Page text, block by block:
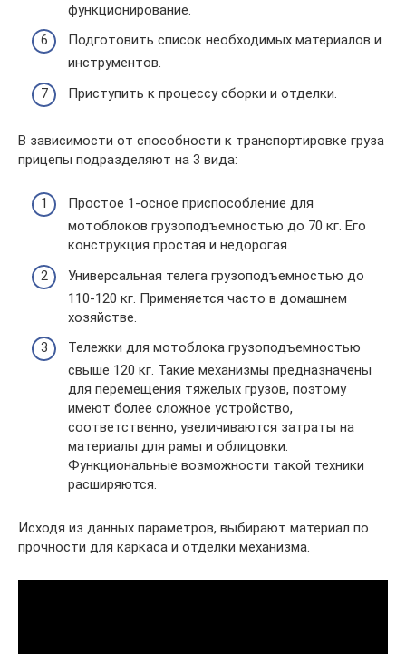
функционирование.
Подготовить список необходимых материалов и
инструментов.
Приступить к процессу сборки и отделки.
В зависимости от способности к транспортировке груза
прицепы подразделяют на 3 вида:
Простое 1-осное приспособление для
мотоблоков грузоподъемностью до 70 кг. Его
конструкция простая и недорогая.
Универсальная телега грузоподъемностью до
110-120 кг. Применяется часто в домашнем
хозяйстве.
Тележки для мотоблока грузоподъемностью
свыше 120 кг. Такие механизмы предназначены
для перемещения тяжелых грузов, поэтому
имеют более сложное устройство,
соответственно, увеличиваются затраты на
материалы для рамы и облицовки.
Функциональные возможности такой техники
расширяются.
Исходя из данных параметров, выбирают материал по
прочности для каркаса и отделки механизма.